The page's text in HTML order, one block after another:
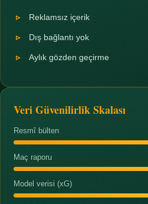
Reklamsız içerik
Dış bağlantı yok
Aylık gözden geçirme
Veri Güvenilirlik Skalası
Resmî bülten
Maç raporu
Model verisi (xG)